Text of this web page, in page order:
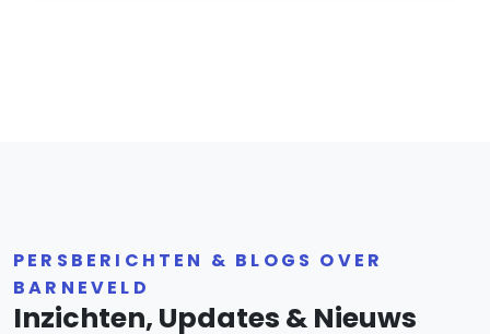
PERSBERICHTEN & BLOGS OVER
BARNEVELD
Inzichten, Updates & Nieuws